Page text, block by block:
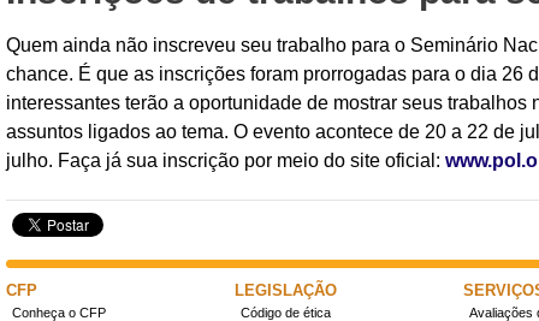
Quem ainda não inscreveu seu trabalho para o Seminário
chance. É que as inscrições foram prorrogadas para o dia
interessantes terão a oportunidade de mostrar seus
assuntos ligados ao tema. O evento acontece de 20 a 22 de
julho. Faça já sua inscrição por meio do site oficial:
CFP
Conheça o CFP
LEGISLAÇÃO
Código de ética
Avaliações